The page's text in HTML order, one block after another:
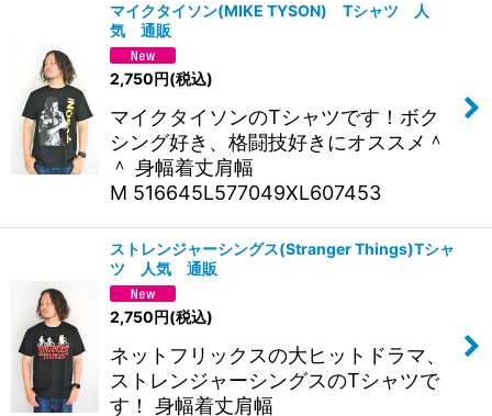
マイクタイソン(MIKE TYSON) Tシャツ 人
気 通販
2,750円(税込)
マイクタイソンのTシャツです！ボク
シング好き、格闘技好きにオススメ＾
＾ 身幅着丈肩幅
M 516645L577049XL607453
ストレンジャーシングス(Stranger Things)Tシャ
ツ 人気 通販
2,750円(税込)
ネットフリックスの大ヒットドラマ、
ストレンジャーシングスのTシャツで
す！ 身幅着丈肩幅